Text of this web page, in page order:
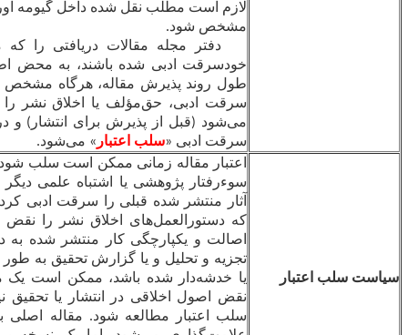
لازم است مطلب نقل شده داخل گیومه آورده شود و شماره صفحه
دفتر مجله مقالات دریافتی را که مرتکب سرقت ادبی یا
خودسرقت ادبی شده باشند، به محض اطلاع فوراً رد می‌کند. در
طول روند پذیرش مقاله، هرگاه مشخص شود که مقاله‌ای قوانین
سرقت ادبی، حق‌مؤلف یا اخلاق نشر را رعایت نکرده است،
رد
می‌شود (قبل از پذیرش برای انتشار) و در صورت انتشار به دلیل
سلب اعتبار» می‌شود.
اعتبار مقاله زمانی ممکن است سلب شود که یافته‌های آن به دلیل
سوء‌رفتار پژوهشی یا اشتباه علمی دیگر قابل اعتماد تلقی نشود،
آثار منتشر شده قبلی را سرقت ادبی کرده باشد، یا مشخص شود
که دستورالعمل‌های اخلاق نشر را نقض کرده است. هنگامی که
اصالت و یکپارچگی کار منتشر شده به دلیل اشتباهات در انجام،
تجزیه و تحلیل و یا گزارش تحقیق به طور قابل ملاحظه‌ای تضعیف
یا خدشه‌دار شده باشد، ممکن است یک مقاله سلب اعتبار شود.
نقض اصول اخلاقی در انتشار یا تحقیق نیز ممکن است منجر به
سلب اعتبار مطالعه شود. مقاله اصلی به عنوان «سلب اعتبار